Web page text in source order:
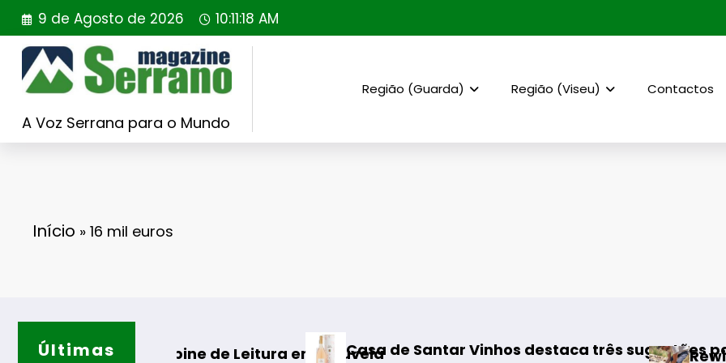
Saltar
para
conteúdo
9 de Agosto de 2026 10:11:18 AM
A Voz Serrana para o Mundo
Região (Guarda) Região (Viseu) Contactos
Início » 16 mil euros
Últimas
da Cabine de Leitura em GouveiaCasa de Santar Vinhos destaca três sugestões para os
Rewilding